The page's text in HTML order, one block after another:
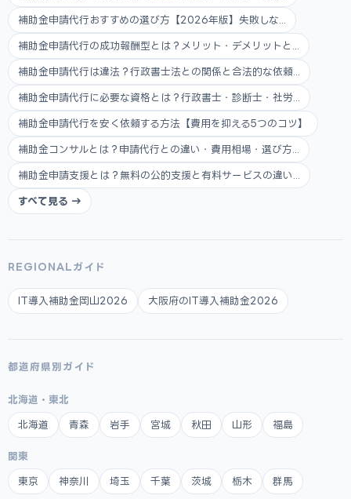
補助金申請代行おすすめの選び方【2026年版】失敗しな...
補助金申請代行の成功報酬型とは？メリット・デメリットと...
補助金申請代行は違法？行政書士法との関係と合法的な依頼...
補助金申請代行に必要な資格とは？行政書士・診断士・社労...
補助金申請代行を安く依頼する方法【費用を抑える5つのコツ】
補助金コンサルとは？申請代行との違い・費用相場・選び方...
補助金申請支援とは？無料の公的支援と有料サービスの違い...
すべて見る →
REGIONALガイド
IT導入補助金岡山2026 大阪府のIT導入補助金2026
都道府県別ガイド
北海道・東北
北海道 青森 岩手 宮城 秋田 山形 福島
関東
東京 神奈川 埼玉 千葉 茨城 栃木 群馬